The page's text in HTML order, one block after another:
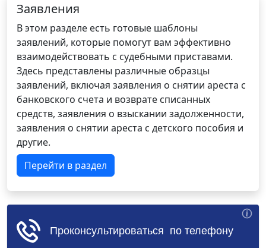
Заявления
В этом разделе есть готовые шаблоны
заявлений, которые помогут вам эффективно
взаимодействовать с судебными приставами.
Здесь представлены различные образцы
заявлений, включая заявления о снятии ареста с
банковского счета и возврате списанных
средств, заявления о взыскании задолженности,
заявления о снятии ареста с детского пособия и
другие.
Перейти в раздел